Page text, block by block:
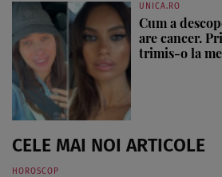
UNICA.RO
Cum a
are cancer.
trimis-o la
CELE MAI NOI ARTICOLE
HOROSCOP